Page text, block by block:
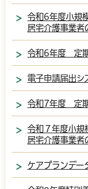
令和6年度小規
居宅介護事業者
令和6年度 定
電子申請届出シ
令和7年度 定
令和７年度小規
居宅介護事業者
ケアプランデー